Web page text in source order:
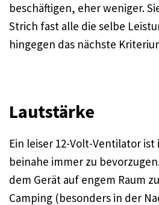
beschäftigen, eher weniger.
Strich fast alle die selbe
hingegen das nächste
Lautstärke
Ein leiser 12-Volt-Ventilator ist
beinahe immer zu
dem Gerät auf engem Raum
Camping (besonders in der